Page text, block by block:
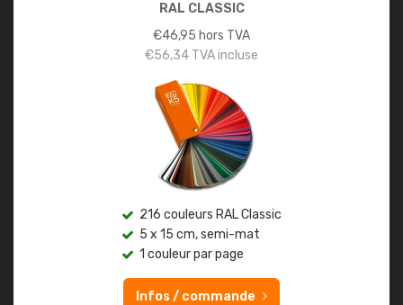
RAL CLASSIC
€46,95 hors TVA
€56,34 TVA incluse
216 couleurs RAL Classic
5 x 15 cm, semi-mat
1 couleur par page
Infos / commande